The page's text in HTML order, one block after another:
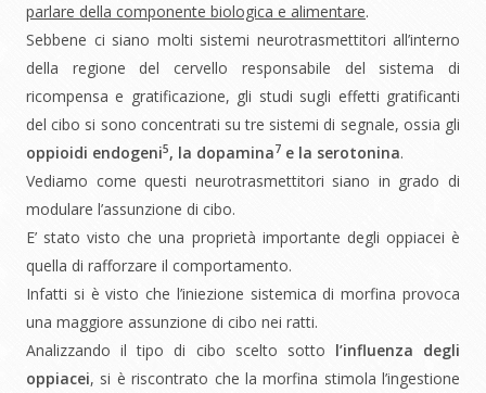
parlare della componente biologica e alimentare.
Sebbene ci siano molti sistemi neurotrasmettitori all’interno
della regione del cervello responsabile del sistema di
ricompensa e gratificazione, gli studi sugli effetti gratificanti
del cibo si sono concentrati su tre sistemi di segnale, ossia gli
oppioidi endogeni5, la dopamina7 e la serotonina.
Vediamo come questi neurotrasmettitori siano in grado di
modulare l’assunzione di cibo.
E’ stato visto che una proprietà importante degli oppiacei è
quella di rafforzare il comportamento.
Infatti si è visto che l’iniezione sistemica di morfina provoca
una maggiore assunzione di cibo nei ratti.
Analizzando il tipo di cibo scelto sotto l’influenza degli
oppiacei, si è riscontrato che la morfina stimola l’ingestione